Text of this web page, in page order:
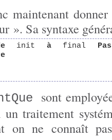
maintenant
». Sa syntaxe
init àfinal
sont
traitement
on ne connaît